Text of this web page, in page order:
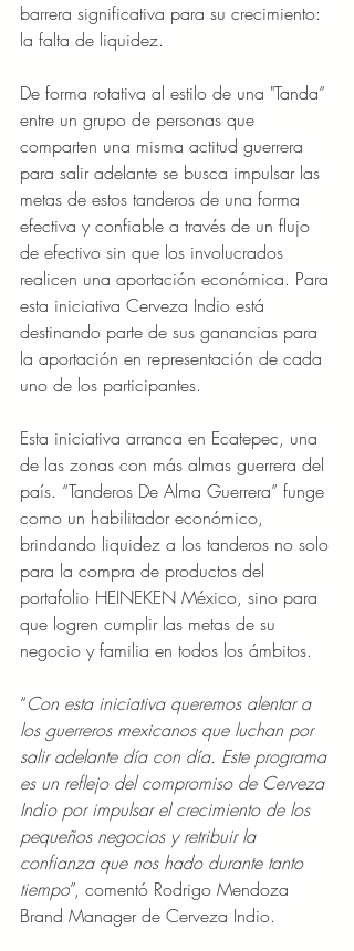
barrera significativa para su crecimiento:
la falta de liquidez.
De forma rotativa al estilo de una "Tanda”
entre un grupo de personas que
comparten una misma actitud guerrera
para salir adelante se busca impulsar las
metas de estos tanderos de una forma
efectiva y confiable a través de un flujo
de efectivo sin que los involucrados
realicen una aportación económica. Para
esta iniciativa Cerveza Indio está
destinando parte de sus ganancias para
la aportación en representación de cada
uno de los participantes.
Esta iniciativa arranca en Ecatepec, una
de las zonas con más almas guerrera del
país. “Tanderos De Alma Guerrera” funge
como un habilitador económico,
brindando liquidez a los tanderos no solo
para la compra de productos del
portafolio HEINEKEN México, sino para
que logren cumplir las metas de su
negocio y familia en todos los ámbitos.
“Con esta iniciativa queremos alentar a
los guerreros mexicanos que luchan por
salir adelante día con día. Este programa
es un reflejo del compromiso de Cerveza
Indio por impulsar el crecimiento de los
pequeños negocios y retribuir la
confianza que nos hado durante tanto
tiempo”, comentó Rodrigo Mendoza
Brand Manager de Cerveza Indio.